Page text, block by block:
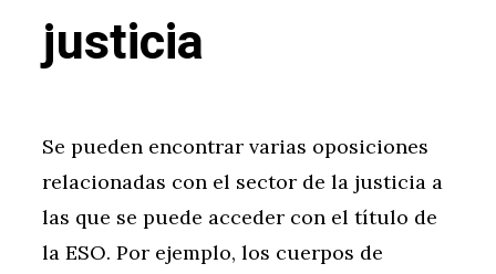
justicia
Se pueden encontrar varias oposiciones
relacionadas con el sector de la justicia a
las que se puede acceder con el título de
la ESO. Por ejemplo, los cuerpos de